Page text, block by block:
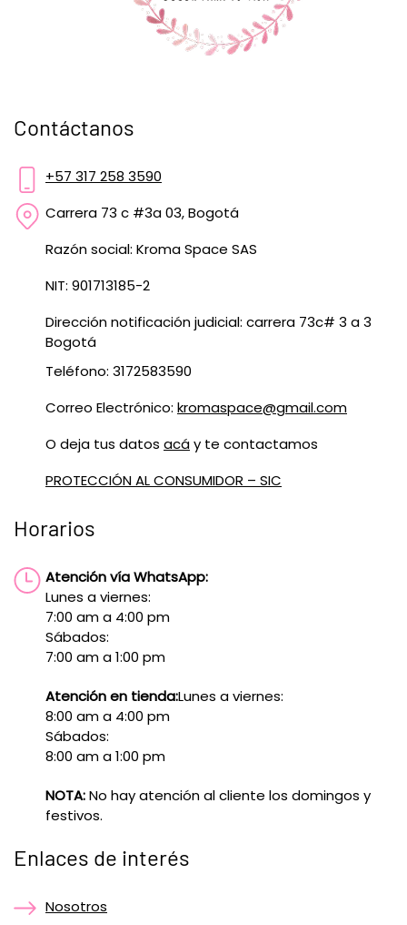
Contáctanos
+57 317 258 3590
Carrera 73 c #3a 03, Bogotá
Razón social: Kroma Space SAS
NIT: 901713185-2
Dirección notificación judicial: carrera 73c# 3 a 3
Bogotá
Teléfono: 3172583590
Correo Electrónico: kromaspace@gmail.com
O deja tus datos acáy te contactamos
PROTECCIÓN AL CONSUMIDOR – SIC
Horarios
Atención vía WhatsApp:
Lunes a viernes:
7:00 am a 4:00 pm
Sábados:
7:00 am a 1:00 pm
Atención en tienda:Lunes a viernes:
8:00 am a 4:00 pm
Sábados:
8:00 am a 1:00 pm
NOTA:No hay atención al cliente los domingos y
festivos.
Enlaces de interés
Nosotros